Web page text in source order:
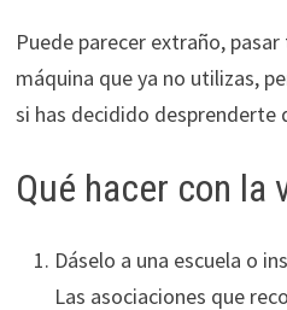
Puede parecer extraño,
máquina que ya no utilizas,
si has decidido desprenderte
Qué hacer con la
Dáselo a una escuela o
Las asociaciones que